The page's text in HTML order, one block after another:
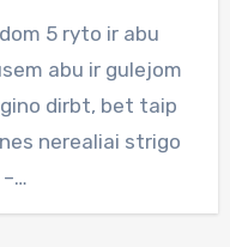
abu ir gulejom
dirbt, bet taip
nerealiai strigo